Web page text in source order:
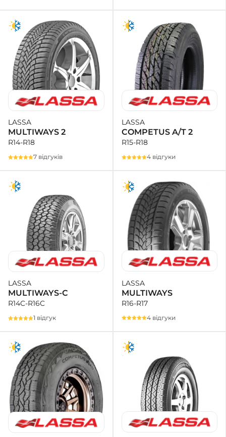
LASSA
MULTIWAYS 2
R14-R18
7 відгуків
LASSA
COMPETUS A/T 2
R15-R18
4 відгуки
LASSA
MULTIWAYS-C
R14C-R16C
1 відгук
LASSA
MULTIWAYS
R16-R17
4 відгуки